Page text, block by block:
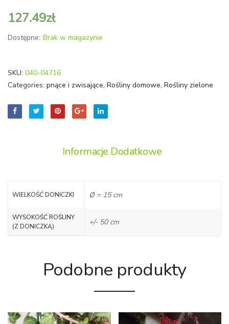
127.49zł
Dostępne: Brak w magazynie
SKU: 040-04716
Categories: pnące i zwisające, Rośliny domowe, Rośliny zielone
Informacje Dodatkowe
WIELKOŚĆ DONICZKI Ø = 15 cm
WYSOKOŚĆ ROŚLINY
(Z DONICZKĄ)
+/- 50 cm
Podobne produkty